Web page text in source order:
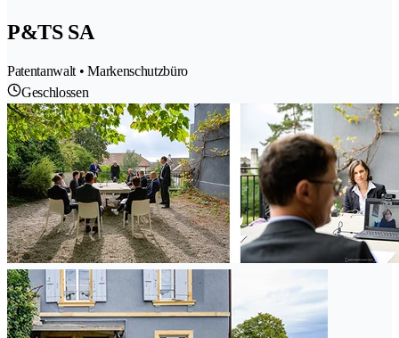
P&TS SA
Patentanwalt • Markenschutzbüro
Geschlossen